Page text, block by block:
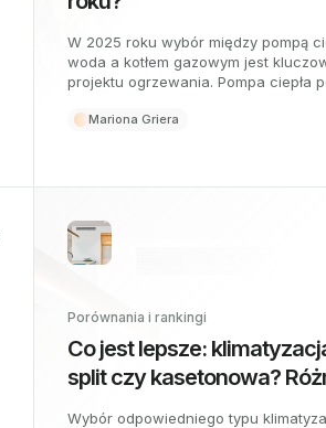
W 2025 roku wybór między pompą
woda a kotłem gazowym jest
projektu ogrzewania. Pompa ciepła
rozwojem, idealna dla nowych
Mariona Griera
Porównania i rankingi
Co jest lepsze:
split czy kasetonowa?
Wybór odpowiedniego typu